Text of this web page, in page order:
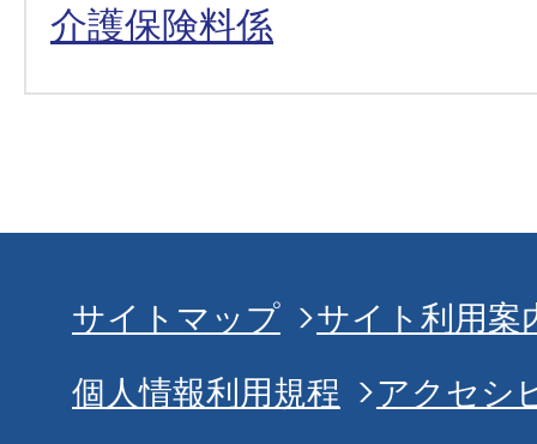
介護保険料係
サイトマップ
サイト利用案
個人情報利用規程
アクセシ